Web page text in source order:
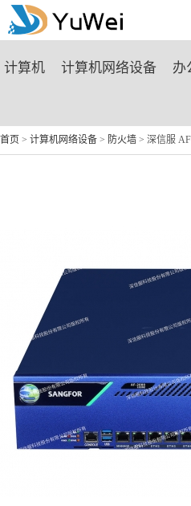
商城首页
计算机 计算机网络设备 办
首页 > 计算机网络设备 > 防火墙 > 深信服